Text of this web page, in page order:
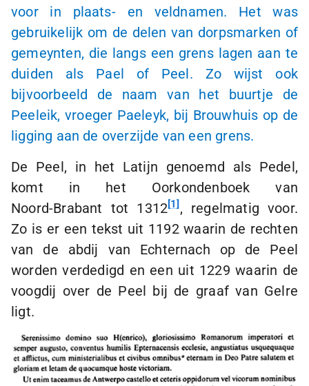
voor in plaats- en veldnamen. Het was
gebruikelijk om de delen van dorpsmarken of
gemeynten, die langs een grens lagen aan te
duiden als Pael of Peel. Zo wijst ook
bijvoorbeeld de naam van het buurtje de
Peeleik, vroeger Paeleyk, bij Brouwhuis op de
ligging aan de overzijde van een grens.
De Peel, in het Latijn genoemd als Pedel,
komt in het Oorkondenboek van
Noord-Brabant tot 1312 1 , regelmatig voor.
Zo is er een tekst uit 1192 waarin de rechten
van de abdij van Echternach op de Peel
worden verdedigd en een uit 1229 waarin de
voogdij over de Peel bij de graaf van Gelre
ligt.